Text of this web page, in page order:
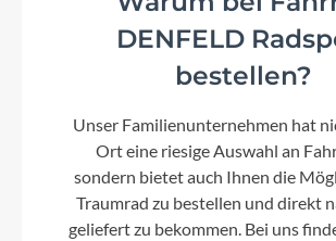
DENFELD
bestellen?
Unser Familienunternehmen hat
Ort eine riesige Auswahl an
sondern bietet auch Ihnen die
Traumrad zu bestellen und direkt
geliefert zu bekommen. Bei uns